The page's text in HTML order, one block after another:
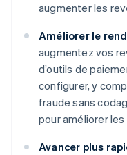
augmenter les
Améliorer le
augmentez vos
d’outils de
configurer, y
fraude sans
pour améliorer les
Avancer plus